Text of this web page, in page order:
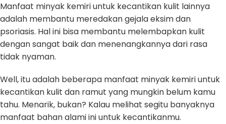
Manfaat minyak kemiri untuk kecantikan kulit lainnya
adalah membantu meredakan gejala eksim dan
psoriasis. Hal ini bisa membantu melembapkan kulit
dengan sangat baik dan menenangkannya dari rasa
tidak nyaman.
Well, itu adalah beberapa manfaat minyak kemiri untuk
kecantikan kulit dan ramut yang mungkin belum kamu
tahu. Menarik, bukan? Kalau melihat segitu banyaknya
manfaat bahan alami ini untuk kecantikanmu.